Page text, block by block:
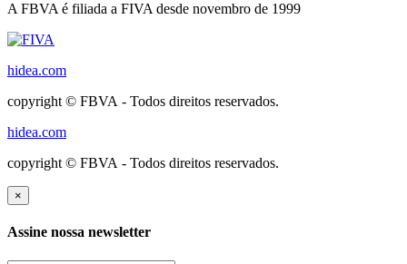
A FBVA é filiada a FIVA desde novembro de 1999
hidea.com
copyright © FBVA - Todos direitos reservados.
hidea.com
copyright © FBVA - Todos direitos reservados.
×
Assine nossa newsletter